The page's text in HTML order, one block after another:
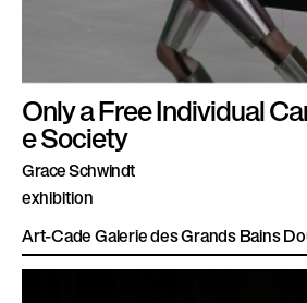
Only a Free Individual
e Society
Grace Schwindt
exhibition
Art-Cade Galerie des Grands Bains